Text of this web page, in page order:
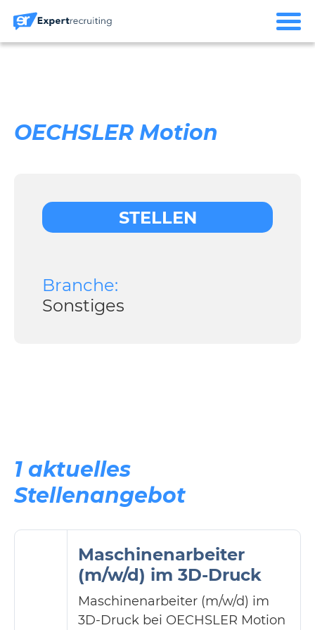
OECHSLER Motion
STELLEN
Branche:
Sonstiges
1 aktuelles
Stellenangebot
Maschinenarbeiter
(m/w/d) im 3D-Druck
Maschinenarbeiter (m/w/d) im
3D-Druck bei OECHSLER Motion